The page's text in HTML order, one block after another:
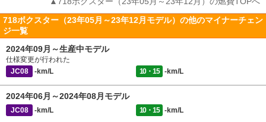
718ボクスター（23年05月～23年12月モデル）の他のマイナーチェン
ジ一覧
2024年09月～生産中モデル
仕様変更が行われた
JC08
-km/L 10・15 -km/L
2024年06月～2024年08月モデル
JC08 -km/L 10・15 -km/L